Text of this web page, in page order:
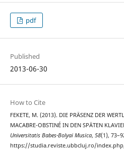
pdf
Published
2013-06-30
How to Cite
FEKETE, M. (2013). DIE PRÄSENZ DER
MACABRE-OBSTINÉ IN DEN SPÄTEN
Universitatis Babes-Bolyai Musica, 58(1),
https://studia.reviste.ubbcluj.ro/